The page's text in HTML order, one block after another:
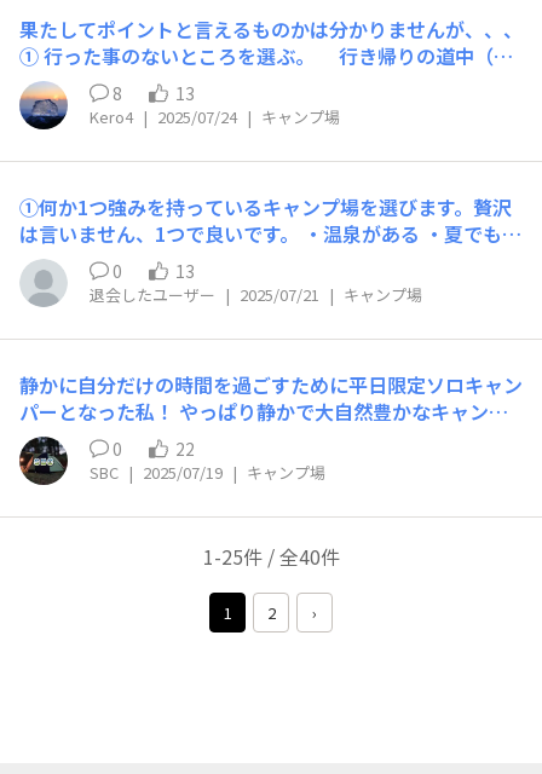
レ、炊事場はあったら良い位です。 食器は拭くだけで終
わりなので、炊事場は水汲み以外はほとんど使用していま
せん🙂
果たしてポイントと言えるものかは分かりませんが、、、
① 行った事のないところを選ぶ。 行き帰りの道中（運
転）も楽しめる距離 静か、安いのも大事。 ②道内には
数多くのサイトがあるようです。その中で、ココだ！と決
めつけてしまうのは自分で視野を狭くしてしまってる感が
あり、行った事のないサイトを選ぶようにしています。リ
つですね。 運転も好きなので、自宅から少し離れた場所
を選ぶ傾向にあります。 途中で道の駅やら温泉やらある
と最高ですね。 基本ソロでのんびりなので、邪魔されな
いような静かな環境であれば尚更素敵だと思います。 利
8 13
Kero4 | 2025/07/24 | キャンプ場
①何か1つ強みを持っているキャンプ場を選びます。贅沢
は言いません、1つで良いです。 ・温泉がある ・夏でも涼
しい ・蛍が観られる ②＋自宅からのアクセス具合と料金
設定と、なっぷで予約が出来る←コレ大事(笑) ま、皆さん
一緒だと思いますけど💧
0 13
退会したユーザー | 2025/07/21 | キャンプ場
静かに自分だけの時間を過ごすために平日限定ソロキャン
パーとなった私！ やっぱり静かで大自然豊かなキャンプ
場🏕️が理想です。 林間なら小鳥の囀り、湖畔なら波の
音、川沿いなら川のせせらぎ、とにかく自然の音に癒され
ながら焚き火とお酒を楽しみたいだけなんです😊
0 22
SBC | 2025/07/19 | キャンプ場
1-25件 / 全40件
1 2 ›